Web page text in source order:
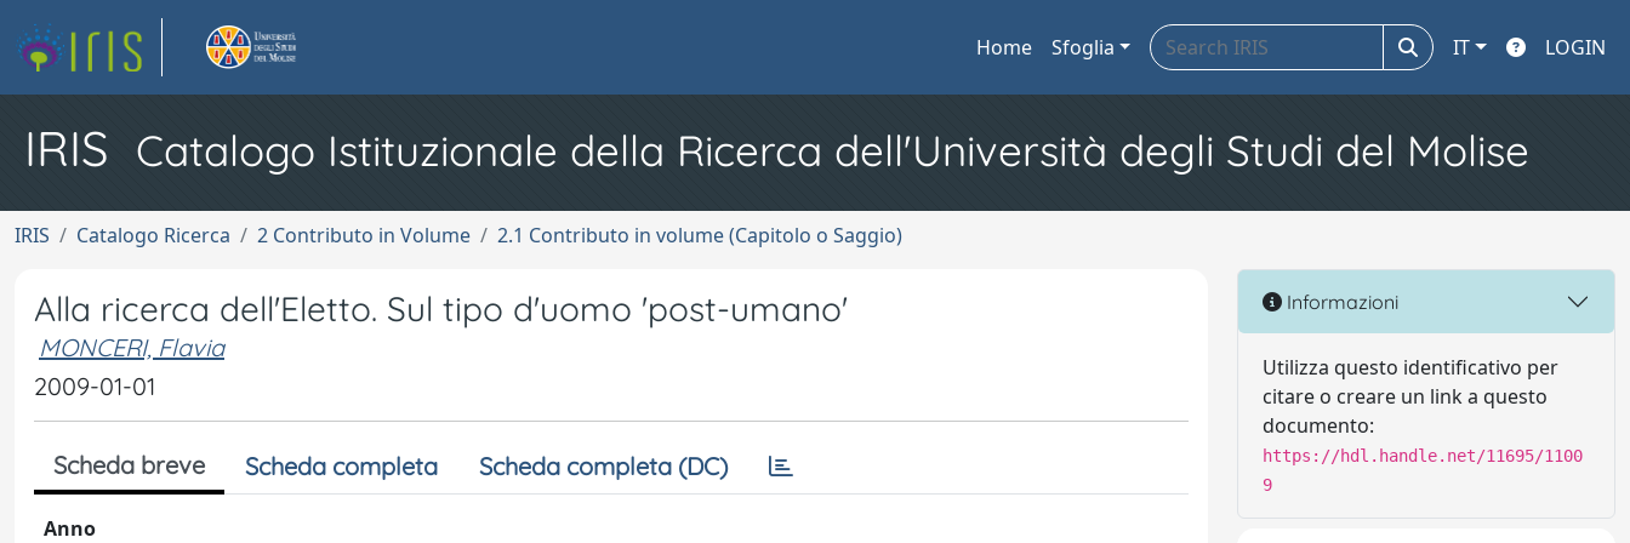
Home Sfoglia IT LOGIN
IRIS Catalogo Istituzionale della Ricerca dell'Università degli Studi del Molise
IRIS Catalogo Ricerca 2 Contributo in Volume 2.1 Contributo in volume (Capitolo o Saggio)
Alla ricerca dell'Eletto. Sul tipo d'uomo 'post-umano'
MONCERI, Flavia
2009-01-01
Scheda breve Scheda completa Scheda completa (DC)
Anno
Informazioni
Utilizza questo identificativo per
citare o creare un link a questo
documento:
https://hdl.handle.net/11695/1100
9